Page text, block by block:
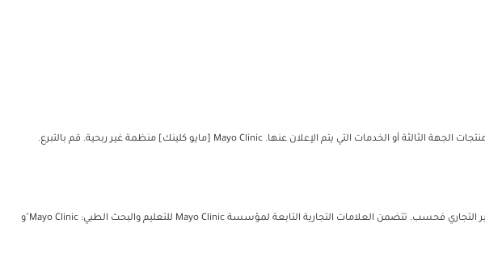
مؤسسة مايو للتعليم والبحث الطبي. جميع الحقوق محفوظة. يُمكن إعادة طباعة نسخة واحدة من هذه المواد لغرض الاستعمال الشخصي غير التجاري فحسب. تتضمن العلامات التجارية التابعة لمؤسسة Mayo Clinic للتعليم والبحث الطبي: Mayo Clinic"و